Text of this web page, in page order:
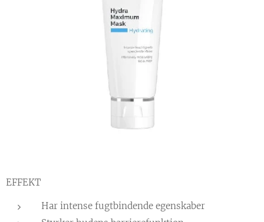
EFFEKT
Har intense fugtbindende egenskaber